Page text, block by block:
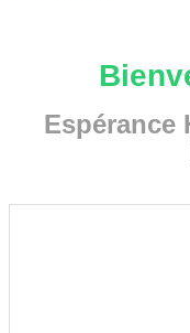
Espérance